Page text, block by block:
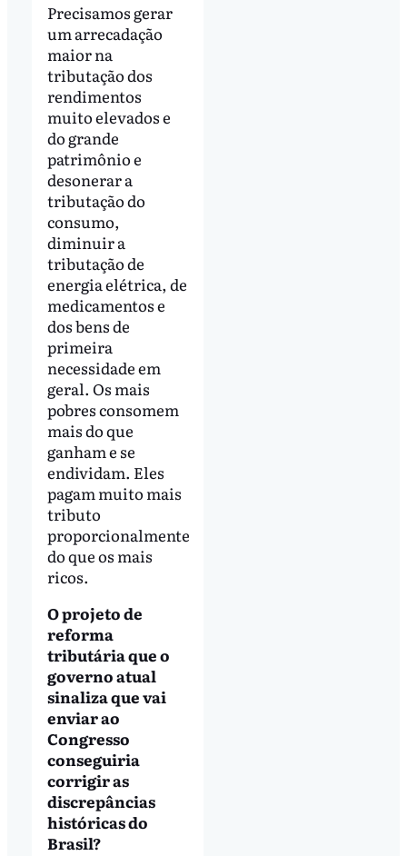
Precisamos gerar
um arrecadação
maior na
tributação dos
rendimentos
muito elevados e
do grande
patrimônio e
desonerar a
tributação do
consumo,
diminuir a
tributação de
energia elétrica, de
medicamentos e
dos bens de
primeira
necessidade em
geral. Os mais
pobres consomem
mais do que
ganham e se
endividam. Eles
pagam muito mais
tributo
proporcionalmente
do que os mais
ricos.
O projeto de
reforma
tributária que o
governo atual
sinaliza que vai
enviar ao
Congresso
conseguiria
corrigir as
discrepâncias
históricas do
Brasil?